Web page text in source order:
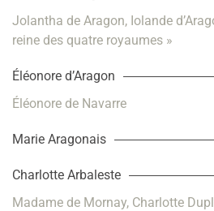
Jolantha de Aragon, Iolande
reine des quatre royaumes »
Éléonore d’Aragon
Éléonore de Navarre
Marie Aragonais
Charlotte Arbaleste
Madame de Mornay, Charlotte